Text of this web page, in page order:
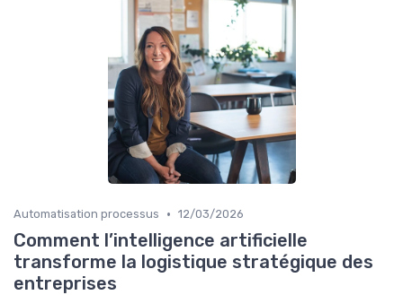
Automatisation processus • 12/03/2026
Comment l’intelligence artificielle
transforme la logistique stratégique des
entreprises